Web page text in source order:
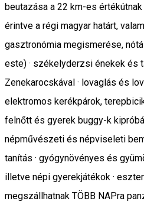
beutazása a 22 km-es
érintve a régi magyar határt,
gasztronómia megismerése,
este) · székelyderzsi énekek és
Zenekarocskával · lovaglás és
elektromos kerékpárok,
felnőtt és gyerek buggy-k
népművészeti és népviseleti
tanítás · gyógynövényes és
illetve népi gyerekjátékok ·
megszállhatnak TÖBB NAPra